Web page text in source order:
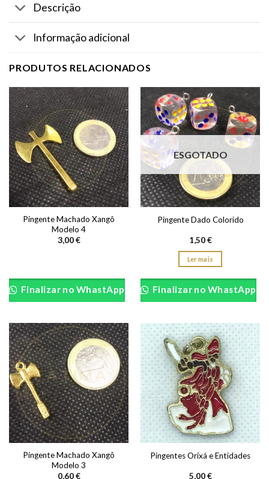
Descrição
Informação adicional
PRODUTOS RELACIONADOS
Pingente Machado Xangô
Modelo 4
3,00€
Finalizar no WhastApp
ESGOTADO
Pingente Dado Colorido
1,50€
Ler mais
Finalizar no WhastApp
Pingente Machado Xangô
Modelo 3
0,60€
Pingentes Orixá e Entidades
5,00€